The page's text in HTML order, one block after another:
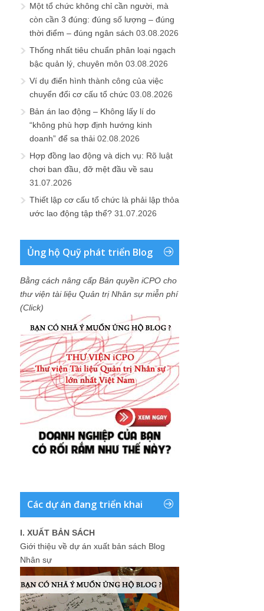
Một tổ chức không chỉ cần người, mà
còn cần 3 đúng: đúng số lượng – đúng
thời điểm – đúng ngân sách 03.08.2026
Thống nhất tiêu chuẩn phân loại ngạch
bậc quản lý, chuyên môn 03.08.2026
Ví dụ điển hình thành công của việc
chuyển đổi cơ cấu tổ chức 03.08.2026
Bản án lao động – Không lấy lí do
“không phù hợp định hướng kinh
doanh” để sa thải 02.08.2026
Hợp đồng lao động và dịch vụ: Rõ luật
chơi ban đầu, đỡ mệt đầu về sau
31.07.2026
Thiết lập cơ cấu tổ chức là phải lập thỏa
ước lao động tập thể? 31.07.2026
Ủng hộ Quỹ phát triển Blog
Bằng cách nâng cấp Bản quyền iCPO cho
thư viện tài liệu Quản trị Nhân sự miễn phí
(Click)
Các dự án đang triển khai
I. XUẤT BẢN SÁCH
Giới thiệu về dự án xuất bản sách Blog
Nhân sự